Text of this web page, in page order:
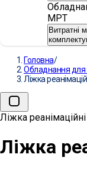
МРТ
Витратні
Головна/
Обладнання для
Ліжка
Ліжка реанімаційні
Ліжка